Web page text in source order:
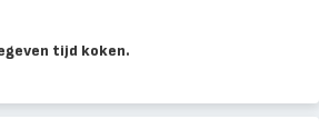
tijd koken.